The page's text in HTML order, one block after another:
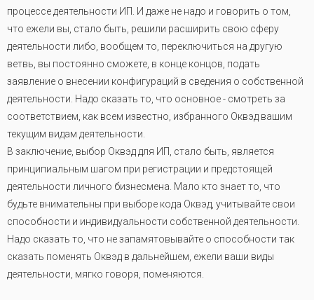
процессе деятельности ИП. И даже не надо и говорить о том,
что ежели вы, стало быть, решили расширить свою сферу
деятельности либо, вообщем то, переключиться на другую
ветвь, вы постоянно сможете, в конце концов, подать
заявление о внесении конфигураций в сведения о собственной
деятельности. Надо сказать то, что основное - смотреть за
соответствием, как всем известно, избранного Оквэд вашим
текущим видам деятельности.
В заключение, выбор Оквэд для ИП, стало быть, является
принципиальным шагом при регистрации и предстоящей
деятельности личного бизнесмена. Мало кто знает то, что
будьте внимательны при выборе кода Оквэд, учитывайте свои
способности и индивидуальности собственной деятельности.
Надо сказать то, что не запамятовывайте о способности так
сказать поменять Оквэд в дальнейшем, ежели ваши виды
деятельности, мягко говоря, поменяются.